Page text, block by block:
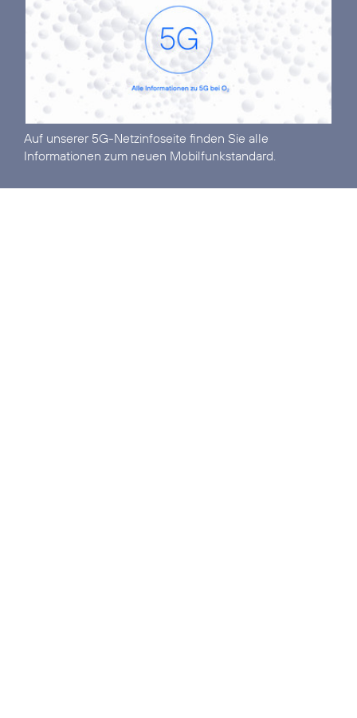
Auf unserer 5G-Netzinfoseite finden Sie alle
Informationen zum neuen Mobilfunkstandard.